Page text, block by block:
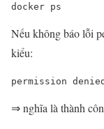
docker ps
Nếu không báo lỗi
kiểu:
permission
⇒ nghĩa là thành